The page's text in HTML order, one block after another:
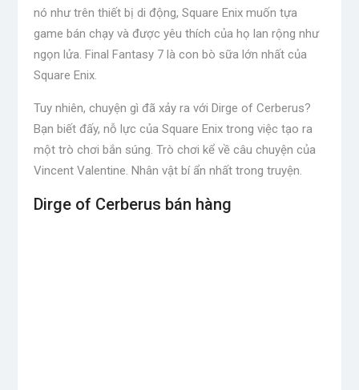
nó như trên thiết bị di động, Square Enix muốn tựa
game bán chạy và được yêu thích của họ lan rộng như
ngọn lửa. Final Fantasy 7 là con bò sữa lớn nhất của
Square Enix.
Tuy nhiên, chuyện gì đã xảy ra với Dirge of Cerberus?
Bạn biết đấy, nỗ lực của Square Enix trong việc tạo ra
một trò chơi bắn súng. Trò chơi kể về câu chuyện của
Vincent Valentine. Nhân vật bí ẩn nhất trong truyện.
Dirge of Cerberus bán hàng